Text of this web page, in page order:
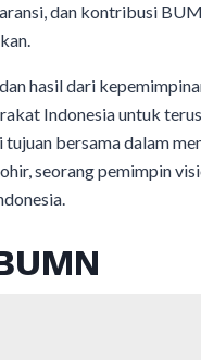
dan kontribusi
hasil dari
Indonesia untuk
bersama dalam
seorang pemimpin